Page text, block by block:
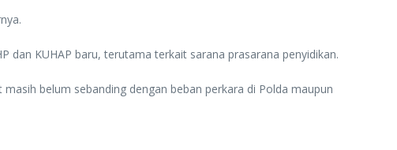
dan KUHAP baru, terutama terkait sarana prasarana penyidikan.
belum sebanding dengan beban perkara di Polda maupun